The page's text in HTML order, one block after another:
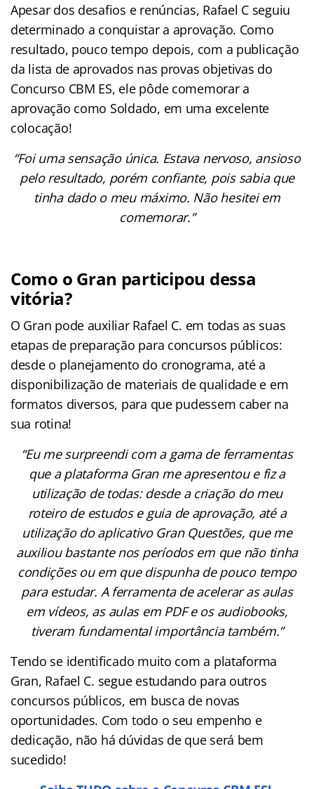
Apesar dos desafios e renúncias, Rafael C seguiu
determinado a conquistar a aprovação. Como
resultado, pouco tempo depois, com a publicação
da lista de aprovados nas provas objetivas do
Concurso CBM ES, ele pôde comemorar a
aprovação como Soldado, em uma excelente
colocação!
“Foi uma sensação única. Estava nervoso, ansioso
pelo resultado, porém confiante, pois sabia que
tinha dado o meu máximo. Não hesitei em
comemorar.”
Como o Gran participou dessa
vitória?
O Gran pode auxiliar Rafael C. em todas as suas
etapas de preparação para concursos públicos:
desde o planejamento do cronograma, até a
disponibilização de materiais de qualidade e em
formatos diversos, para que pudessem caber na
sua rotina!
“Eu me surpreendi com a gama de ferramentas
que a plataforma Gran me apresentou e fiz a
utilização de todas: desde a criação do meu
roteiro de estudos e guia de aprovação, até a
utilização do aplicativo Gran Questões, que me
auxiliou bastante nos períodos em que não tinha
condições ou em que dispunha de pouco tempo
para estudar. A ferramenta de acelerar as aulas
em vídeos, as aulas em PDF e os audiobooks,
tiveram fundamental importância também.”
Tendo se identificado muito com a plataforma
Gran, Rafael C. segue estudando para outros
concursos públicos, em busca de novas
oportunidades. Com todo o seu empenho e
dedicação, não há dúvidas de que será bem
sucedido!